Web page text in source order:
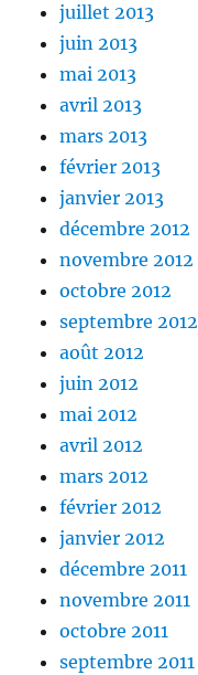
juillet 2013
juin 2013
mai 2013
avril 2013
mars 2013
février 2013
janvier 2013
décembre 2012
novembre 2012
octobre 2012
septembre 2012
août 2012
juin 2012
mai 2012
avril 2012
mars 2012
février 2012
janvier 2012
décembre 2011
novembre 2011
octobre 2011
septembre 2011